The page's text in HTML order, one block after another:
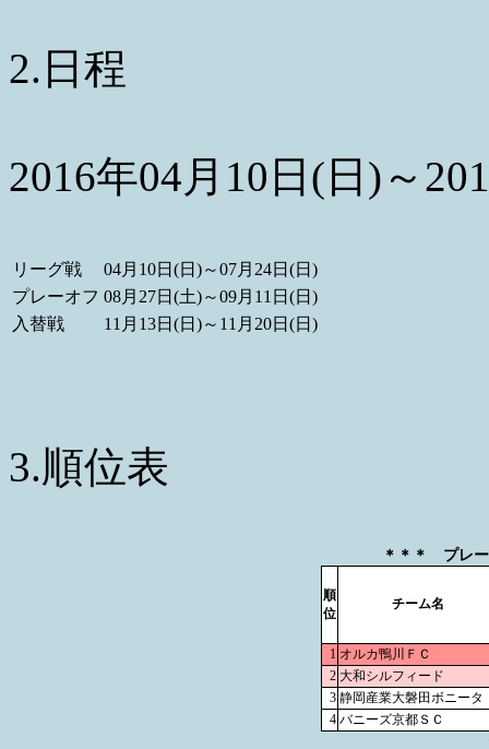
2.日程
2016年04月10日(日)～
リーグ戦
04月10日(日)～07月24日(日)
プレーオフ 08月27日(土)～09月11日(日)
入替戦
11月13日(日)～11月20日(日)
3.順位表
＊＊＊ プレ
順
位
チーム名
1 オルカ鴨川ＦＣ
2 大和シルフィード
3 静岡産業大磐田ボニータ
4 バニーズ京都ＳＣ